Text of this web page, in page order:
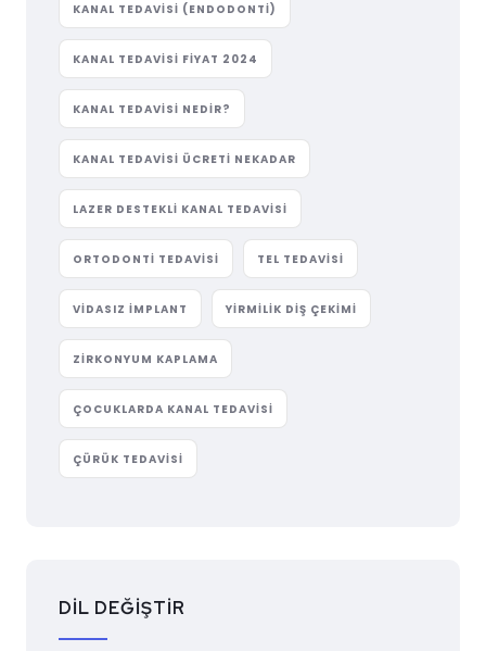
KANAL TEDAVISI (ENDODONTI)
KANAL TEDAVISI FIYAT 2024
KANAL TEDAVISI NEDIR?
KANAL TEDAVISI ÜCRETI NEKADAR
LAZER DESTEKLI KANAL TEDAVISI
ORTODONTI TEDAVISI TEL TEDAVISI
VIDASIZ IMPLANT YIRMILIK DIŞ ÇEKIMI
ZIRKONYUM KAPLAMA
ÇOCUKLARDA KANAL TEDAVISI
ÇÜRÜK TEDAVISI
DİL DEĞİŞTİR